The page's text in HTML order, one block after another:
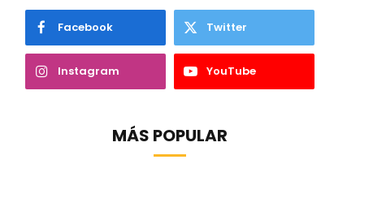
Facebook Twitter
Instagram YouTube
MÁS POPULAR